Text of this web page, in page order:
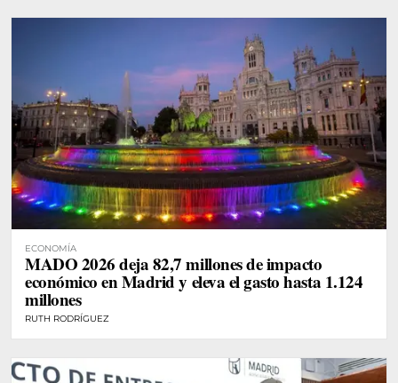
ECONOMÍA
MADO 2026 deja 82,7 millones de impacto
económico en Madrid y eleva el gasto hasta 1.124
millones
RUTH RODRÍGUEZ